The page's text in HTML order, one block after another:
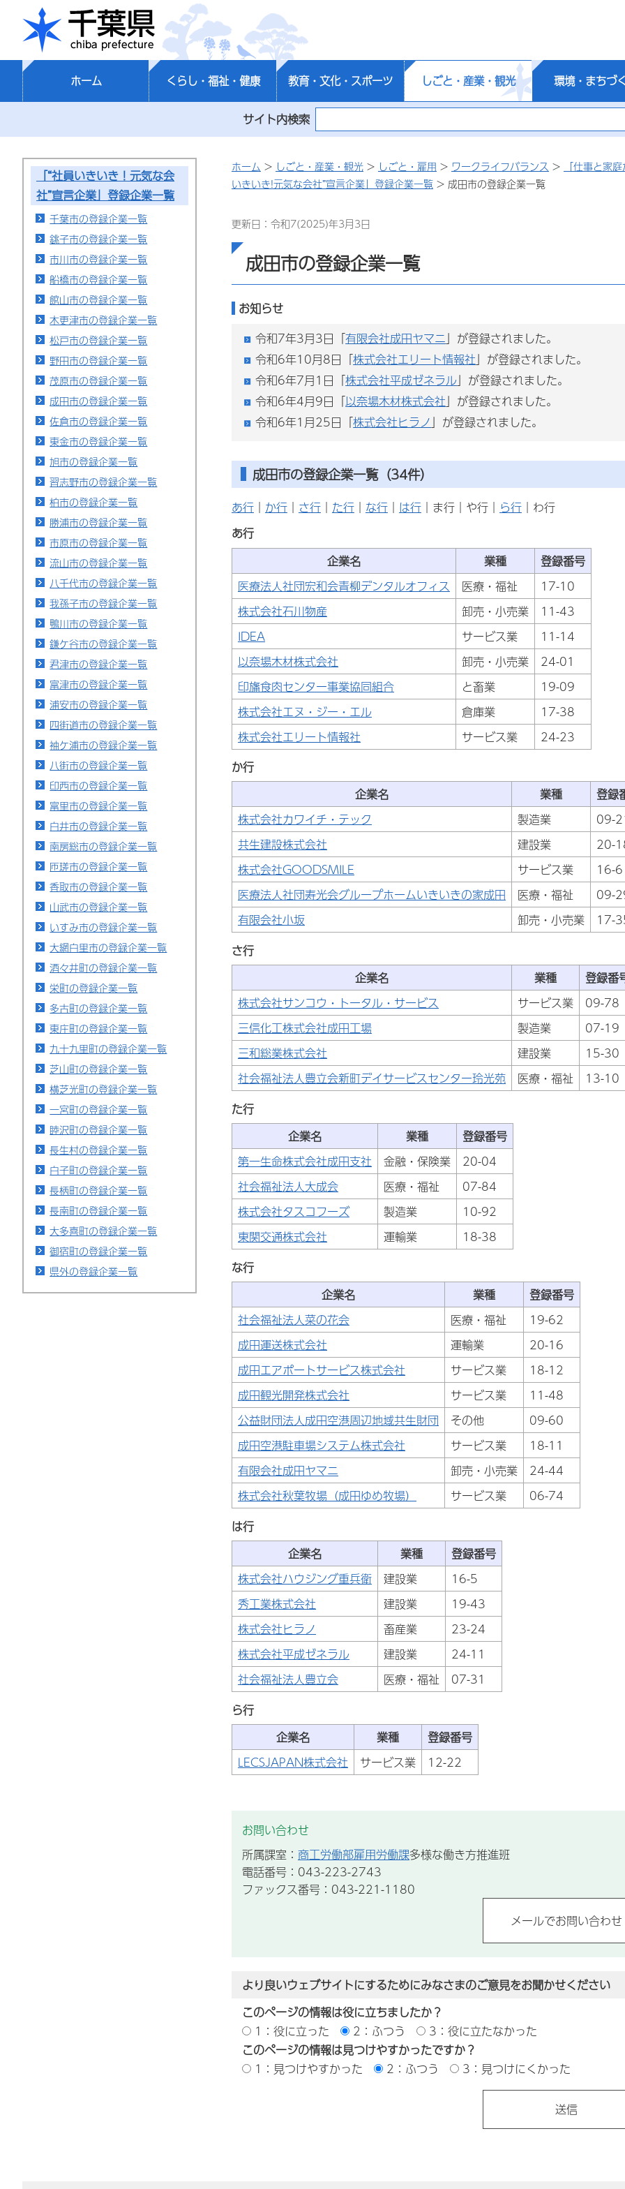
千葉県
ホーム くらし・福祉・健康 教育・文化・スポーツ しごと・産業・観光 環境・まちづ
サイト内検索
「“社員いきいき！元気な会
社”宣言企業」登録企業一覧
千葉市の登録企業一覧
銚子市の登録企業一覧
市川市の登録企業一覧
船橋市の登録企業一覧
館山市の登録企業一覧
木更津市の登録企業一覧
松戸市の登録企業一覧
野田市の登録企業一覧
茂原市の登録企業一覧
成田市の登録企業一覧
佐倉市の登録企業一覧
東金市の登録企業一覧
旭市の登録企業一覧
習志野市の登録企業一覧
柏市の登録企業一覧
勝浦市の登録企業一覧
市原市の登録企業一覧
流山市の登録企業一覧
八千代市の登録企業一覧
我孫子市の登録企業一覧
鴨川市の登録企業一覧
鎌ケ谷市の登録企業一覧
君津市の登録企業一覧
富津市の登録企業一覧
浦安市の登録企業一覧
四街道市の登録企業一覧
袖ケ浦市の登録企業一覧
八街市の登録企業一覧
印西市の登録企業一覧
富里市の登録企業一覧
白井市の登録企業一覧
南房総市の登録企業一覧
匝瑳市の登録企業一覧
香取市の登録企業一覧
山武市の登録企業一覧
いすみ市の登録企業一覧
大網白里市の登録企業一覧
酒々井町の登録企業一覧
栄町の登録企業一覧
多古町の登録企業一覧
東庄町の登録企業一覧
九十九里町の登録企業一覧
芝山町の登録企業一覧
横芝光町の登録企業一覧
一宮町の登録企業一覧
睦沢町の登録企業一覧
長生村の登録企業一覧
白子町の登録企業一覧
長柄町の登録企業一覧
長南町の登録企業一覧
大多喜町の登録企業一覧
御宿町の登録企業一覧
県外の登録企業一覧
ホーム > しごと・産業・観光 > しごと・雇用 > ワークライフバランス >
「仕事と家
いきいき!元気な会社”宣言企業」登録企業一覧 > 成田市の登録企業一覧
更新日：令和7(2025)年3月3日
成田市の登録企業一覧
お知らせ
令和7年3月3日「有限会社成田ヤマニ」が登録されました。
令和6年10月8日「株式会社エリート情報社」が登録されました。
令和6年7月1日「株式会社平成ゼネラル」が登録されました。
令和6年4月9日「以奈場木材株式会社」が登録されました。
令和6年1月25日「株式会社ヒラノ 」が登録されました。
成田市の登録企業一覧（34件）
あ行 ｜ か行 ｜ さ行 ｜ た行 ｜ な行 ｜ は行 ｜ま行｜や行｜ ら行 ｜わ行
あ行
企業名
業種
登録番号
医療法人社団宏和会青柳デンタルオフィス
医療・福祉
17-10
株式会社石川物産
卸売・小売業
11-43
IDEA
サービス業
11-14
以奈場木材株式会社
卸売・小売業
24-01
印旛食肉センター事業協同組合
と畜業
19-09
株式会社エヌ・ジー・エル
倉庫業
17-38
株式会社エリート情報社
サービス業
24-23
か行
企業名
業種
登録
株式会社カワイチ・テック
製造業
09-
共生建設株式会社
建設業
20-
株式会社GOODSMILE
サービス業
16-6
医療法人社団寿光会グループホームいきいきの家成田
医療・福祉
09-
有限会社小坂
卸売・小売業
17-
さ行
企業名
業種
登録番
株式会社サンコウ・トータル・サービス
サービス業
09-78
三信化工株式会社成田工場
製造業
07-19
三和総業株式会社
建設業
15-30
社会福祉法人豊立会新町デイサービスセンター玲光苑
医療・福祉
13-10
た行
企業名
業種
登録番号
第一生命株式会社成田支社
金融・保険業
20-04
社会福祉法人大成会
医療・福祉
07-84
株式会社タスコフーズ
製造業
10-92
東関交通株式会社
運輸業
18-38
な行
企業名
業種
登録番号
社会福祉法人菜の花会
医療・福祉
19-62
成田運送株式会社
運輸業
20-16
成田エアポートサービス株式会社
サービス業
18-12
成田観光開発株式会社
サービス業
11-48
公益財団法人成田空港周辺地域共生財団
その他
09-60
成田空港駐車場システム株式会社
サービス業
18-11
有限会社成田ヤマニ
卸売・小売業
24-44
株式会社秋葉牧場（成田ゆめ牧場）
サービス業
06-74
は行
企業名
業種
登録番号
株式会社ハウジング重兵衛
建設業
16-5
秀工業株式会社
建設業
19-43
株式会社ヒラノ
畜産業
23-24
株式会社平成ゼネラル
建設業
24-11
社会福祉法人豊立会
医療・福祉
07-31
ら行
企業名
業種
登録番号
LECSJAPAN株式会社
サービス業 12-22
お問い合わせ
所属課室： 商工労働部雇用労働課多様な働き方推進班
電話番号：043-223-2743
ファックス番号：043-221-1180
より良いウェブサイトにするためにみなさまのご意見をお聞かせください
このページの情報は役に立ちましたか？
1：役に立った
2：ふつう
3：役に立たなかった
このページの情報は見つけやすかったですか？
1：見つけやすかった
2：ふつう 3：見つけにくかった